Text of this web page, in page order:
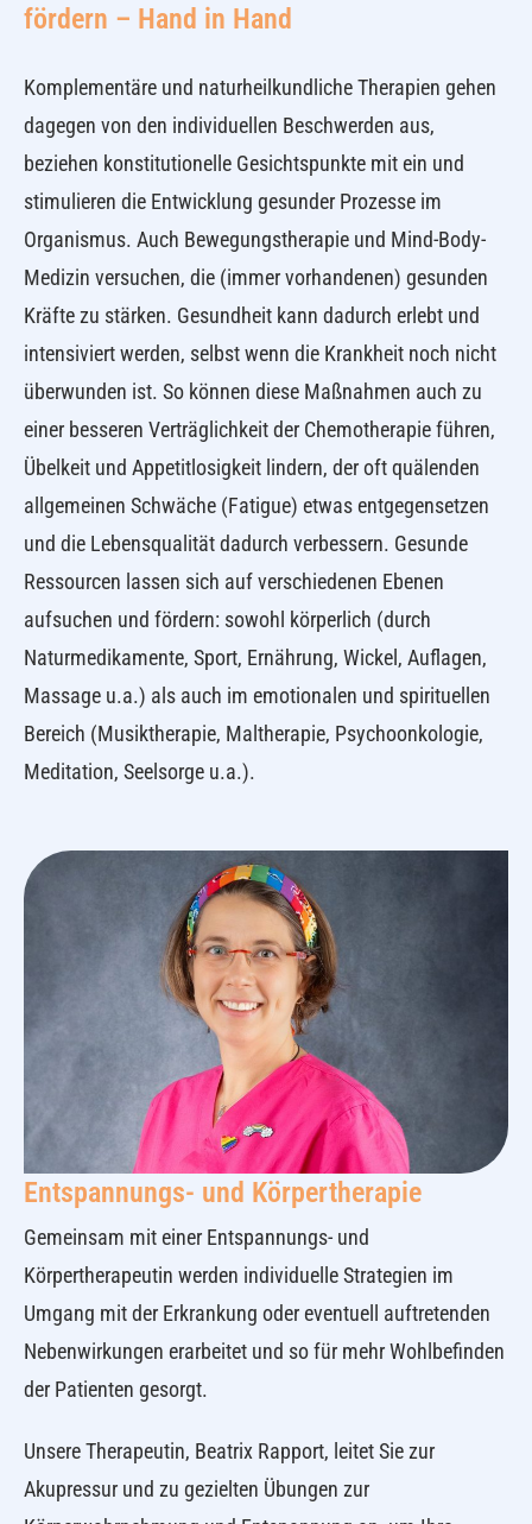
fördern – Hand in Hand
Komplementäre und naturheilkundliche Therapien gehen
dagegen von den individuellen Beschwerden aus,
beziehen konstitutionelle Gesichtspunkte mit ein und
stimulieren die Entwicklung gesunder Prozesse im
Organismus. Auch Bewegungstherapie und Mind-Body-
Medizin versuchen, die (immer vorhandenen) gesunden
Kräfte zu stärken. Gesundheit kann dadurch erlebt und
intensiviert werden, selbst wenn die Krankheit noch nicht
überwunden ist. So können diese Maßnahmen auch zu
einer besseren Verträglichkeit der Chemotherapie führen,
Übelkeit und Appetitlosigkeit lindern, der oft quälenden
allgemeinen Schwäche (Fatigue) etwas entgegensetzen
und die Lebensqualität dadurch verbessern. Gesunde
Ressourcen lassen sich auf verschiedenen Ebenen
aufsuchen und fördern: sowohl körperlich (durch
Naturmedikamente, Sport, Ernährung, Wickel, Auflagen,
Massage u.a.) als auch im emotionalen und spirituellen
Bereich (Musiktherapie, Maltherapie, Psychoonkologie,
Meditation, Seelsorge u.a.).
Entspannungs- und Körpertherapie
Gemeinsam mit einer Entspannungs- und
Körpertherapeutin werden individuelle Strategien im
Umgang mit der Erkrankung oder eventuell auftretenden
Nebenwirkungen erarbeitet und so für mehr Wohlbefinden
der Patienten gesorgt.
Unsere Therapeutin, Beatrix Rapport, leitet Sie zur
Akupressur und zu gezielten Übungen zur